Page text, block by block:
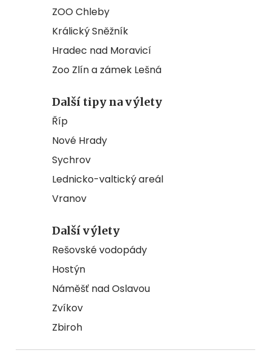
ZOO Chleby
Králický Sněžník
Hradec nad Moravicí
Zoo Zlín a zámek Lešná
Další tipy na výlety
Říp
Nové Hrady
Sychrov
Lednicko-valtický areál
Vranov
Další výlety
Rešovské vodopády
Hostýn
Náměšť nad Oslavou
Zvíkov
Zbiroh